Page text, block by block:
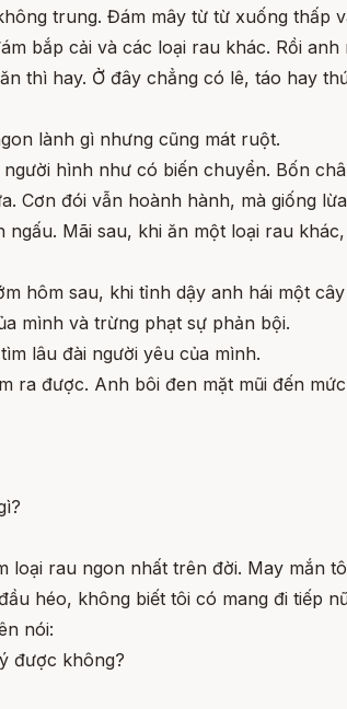
trung. Đám mây từ từ xuống thấp
bắp cải và các loại rau khác. Rồi anh
thì hay. Ở đây chẳng có lê, táo hay
lành gì nhưng cũng mát ruột.
hình như có biến chuyển. Bốn
Cơn đói vẫn hoành hành, mà giống
Mãi sau, khi ăn một loại rau
hôm sau, khi tỉnh dậy anh hái một
mình và trừng phạt sự phản bội.
lâu đài người yêu của mình.
ra được. Anh bôi đen mặt mũi đến
loại rau ngon nhất trên đời. May mắn
héo, không biết tôi có mang đi tiếp
nói:
được không?